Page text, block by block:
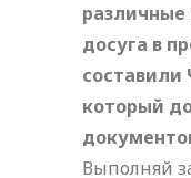
различные
досуга в
который
Выполняй